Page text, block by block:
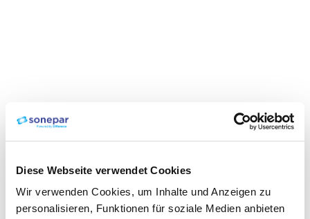
Diese Webseite verwendet Cookies
Wir verwenden Cookies, um Inhalte und Anzeigen zu
personalisieren, Funktionen für soziale Medien anbieten